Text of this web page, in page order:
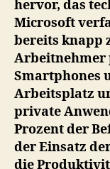
hervor, das
Microsoft
bereits knapp
Arbeitnehmer
Smartphones
Arbeitsplatz
private
Prozent der
der Einsatz
die